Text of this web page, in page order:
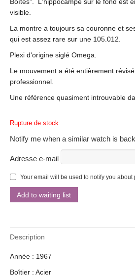
visible.
La montre a toujours sa couronne et
qui est assez rare sur une 105.012.
Plexi d'origine siglé Omega.
Le mouvement a été entièrement
professionnel.
Une référence quasiment introuvable
Rupture de stock
Notify me when a similar watch is
Adresse e-mail
Your email will be used to notify you about
Description
Année : 1967
Boîtier : Acier